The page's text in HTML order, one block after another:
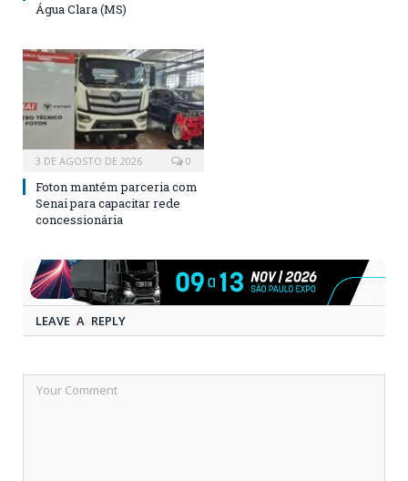
Água Clara (MS)
3 DE AGOSTO DE 2026 0
Foton mantém parceria com
Senai para capacitar rede
concessionária
LEAVE A REPLY